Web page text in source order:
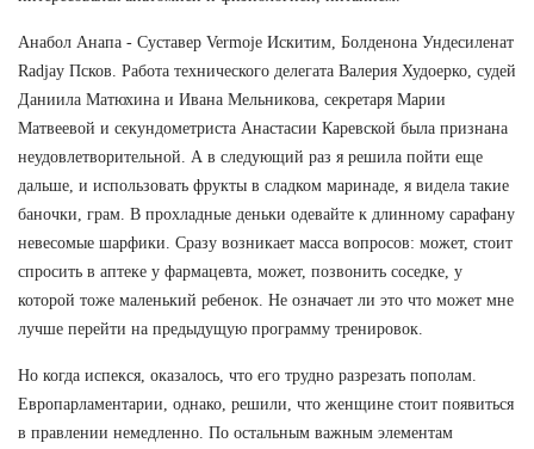
Анабол Анапа - Суставер Vermoje Искитим, Болденона Ундесиленат
Radjay Псков. Работа технического делегата Валерия Худоерко, судей
Даниила Матюхина и Ивана Мельникова, секретаря Марии
Матвеевой и секундометриста Анастасии Каревской была признана
неудовлетворительной. А в следующий раз я решила пойти еще
дальше, и использовать фрукты в сладком маринаде, я видела такие
баночки, грам. В прохладные деньки одевайте к длинному сарафану
невесомые шарфики. Сразу возникает масса вопросов: может, стоит
спросить в аптеке у фармацевта, может, позвонить соседке, у
которой тоже маленький ребенок. Не означает ли это что может мне
лучше перейти на предыдущую программу тренировок.
Но когда испекся, оказалось, что его трудно разрезать пополам.
Европарламентарии, однако, решили, что женщине стоит появиться
в правлении немедленно. По остальным важным элементам